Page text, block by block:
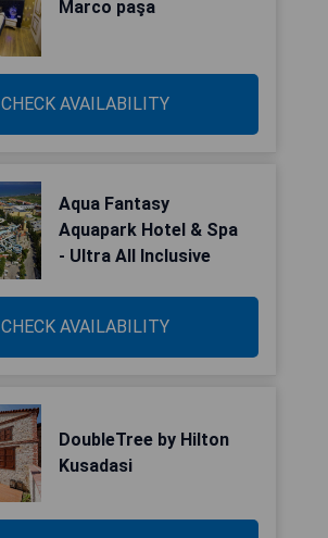
Marco paşa
CHECK AVAILABILITY
Aqua Fantasy
Aquapark Hotel & Spa
- Ultra All Inclusive
CHECK AVAILABILITY
DoubleTree by Hilton
Kusadasi